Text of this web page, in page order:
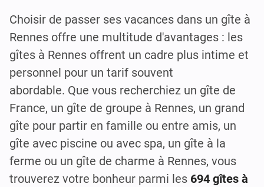
Choisir de passer ses vacances dans un gîte à
Rennes offre une multitude d'avantages : les
gîtes à Rennes offrent un cadre plus intime et
personnel pour un tarif souvent
abordable. Que vous recherchiez un gîte de
France, un gîte de groupe à Rennes, un grand
gîte pour partir en famille ou entre amis, un
gîte avec piscine ou avec spa, un gîte à la
ferme ou un gîte de charme à Rennes, vous
trouverez votre bonheur parmi les 694 gîtes à